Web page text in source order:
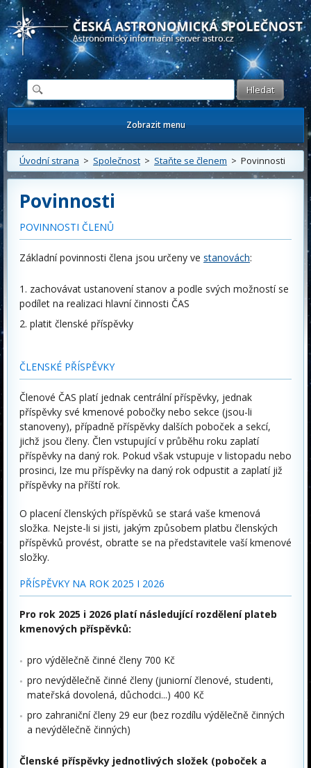
Česká astronomická společnost - Informační astronomický server
Zobrazit menu
Úvodní strana > Společnost > Staňte se členem > Povinnosti
Povinnosti
POVINNOSTI ČLENŮ
Základní povinnosti člena jsou určeny ve stanovách:
zachovávat ustanovení stanov a podle svých možností se
podílet na realizaci hlavní činnosti ČAS
platit členské příspěvky
ČLENSKÉ PŘÍSPĚVKY
Členové ČAS platí jednak centrální příspěvky, jednak
příspěvky své kmenové pobočky nebo sekce (jsou-li
stanoveny), případně příspěvky dalších poboček a sekcí,
jichž jsou členy. Člen vstupující v průběhu roku zaplatí
příspěvky na daný rok. Pokud však vstupuje v listopadu nebo
prosinci, lze mu příspěvky na daný rok odpustit a zaplatí již
příspěvky na příští rok.
O placení členských příspěvků se stará vaše kmenová
složka. Nejste-li si jisti, jakým způsobem platbu členských
příspěvků provést, obraťte se na představitele vaší kmenové
složky.
PŘÍSPĚVKY NA ROK 2025 I 2026
Pro rok 2025 i 2026 platí následující rozdělení plateb
kmenových příspěvků:
pro výdělečně činné členy 700 Kč
pro nevýdělečně činné členy (juniorní členové, studenti,
mateřská dovolená, důchodci...) 400 Kč
pro zahraniční členy 29 eur (bez rozdílu výdělečně činných
a nevýdělečně činných)
Členské příspěvky jednotlivých složek (poboček a